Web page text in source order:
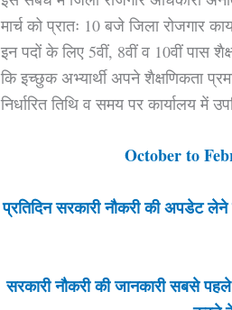
मार्च को प्रातः 10 बजे जिला रोजगार
इन पदों के लिए 5वीं, 8वीं व 10वीं पास
कि इच्छुक अभ्यार्थी अपने शैक्षणिकता
निर्धारित तिथि व समय पर कार्यालय में
October to
प्रतिदिन सरकारी नौकरी की अपडेट
सरकारी नौकरी की जानकारी सबसे